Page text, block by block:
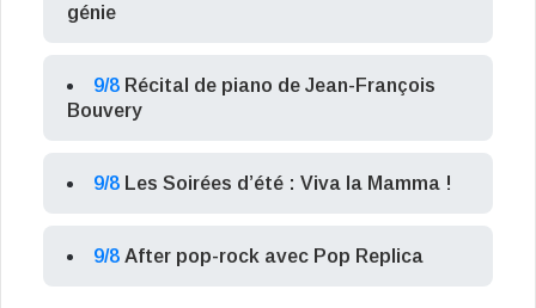
génie
9/8 Récital de piano de Jean-François
Bouvery
9/8 Les Soirées d’été : Viva la Mamma !
9/8 After pop-rock avec Pop Replica